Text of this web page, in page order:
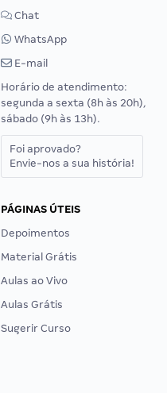
Chat
WhatsApp
E-mail
Horário de atendimento:
segunda a sexta (8h às 20h),
sábado (9h às 13h).
Foi aprovado?
Envie-nos a sua história!
PÁGINAS ÚTEIS
Depoimentos
Material Grátis
Aulas ao Vivo
Aulas Grátis
Sugerir Curso